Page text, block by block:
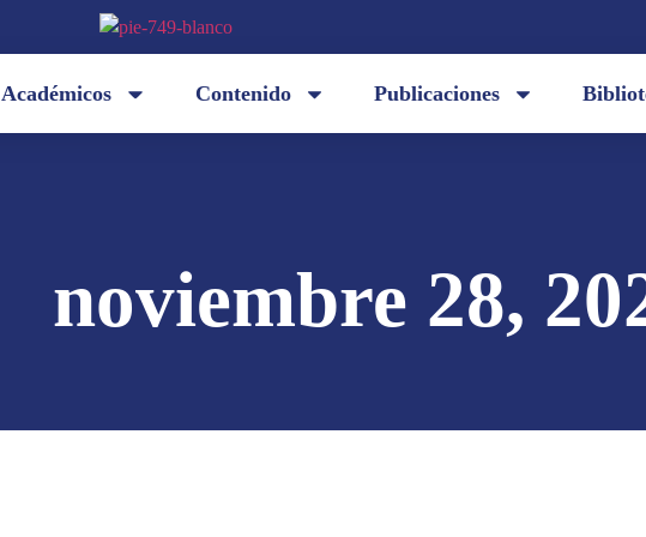
Académicos Contenido Publicaciones
noviembre 28,